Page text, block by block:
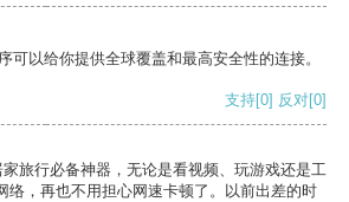
可以给你提供全球覆盖和最高安全性的连接。
支持[0] 反对[0]
旅行必备神器，无论是看视频、玩游戏还是工
络，再也不用担心网速卡顿了。以前出差的时